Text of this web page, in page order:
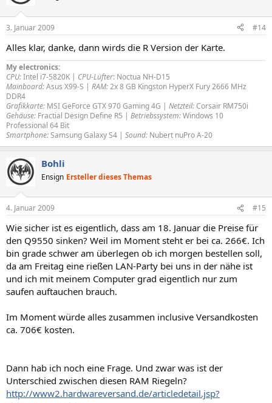
3. Januar 2009 #14
Alles klar, danke, dann wirds die R Version der Karte.
My electronics:
CPU:Intel i7-5820K | CPU-Lüfter: Noctua NH-D15
Mainboard:Asus X99-S | RAM:2x 8 GB Kingston HyperX Fury 2666 MHz
DDR4
Grafikkarte: MSI GeForce GTX 970 Gaming 4G | Netzteil:Corsair RM750i
Gehäuse: Fractial Design Define R5 | Betriebssystem:Windows 10
Professional 64 Bit
Smartphone:Samsung Galaxy S4 | Sound: Nubert nuPro A-20
Bohli
Ensign Ersteller dieses Themas
4. Januar 2009 #15
Wie sicher ist es eigentlich, dass am 18. Januar die Preise für
den Q9550 sinken? Weil im Moment steht er bei ca. 266€. Ich
bin grade schwer am überlegen ob ich morgen bestellen soll,
da am Freitag eine rießen LAN-Party bei uns in der nähe ist
und ich mit meinem Computer grad eigentlich nur zum
saufen auftauchen brauch.
Im Moment würde alles zusammen inclusive Versandkosten
ca. 706€ kosten.
Dann hab ich noch eine Frage. Und zwar was ist der
Unterschied zwischen diesen RAM Riegeln?
http://www2.hardwareversand.de/articledetail.jsp?